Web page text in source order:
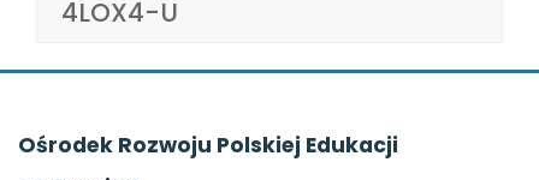
4LOX4-U
Ośrodek Rozwoju Polskiej Edukacji